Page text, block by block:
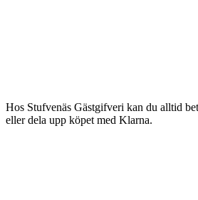
Hos Stufvenäs Gästgifveri kan du alltid
eller dela upp köpet med Klarna.